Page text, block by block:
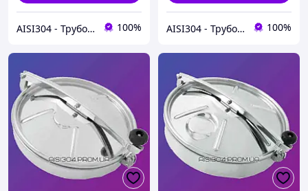
AISI304 - Трубопровідна арматура та фітинг з нержавіючої сталі 100% AISI304 - Трубопровідна арматура та фітинг з нержавіючої сталі 100%